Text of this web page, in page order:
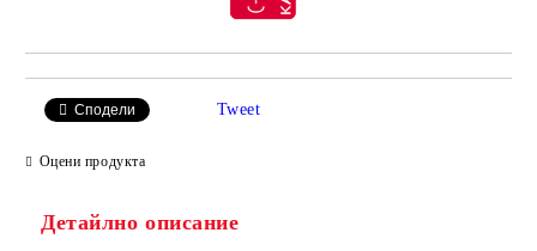
Сподели Tweet
Оцени продукта
Детайлно описание